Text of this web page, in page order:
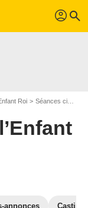
profil search
Roi Séances cinéma Les Caprices de l’Enfant Roi
annonces Casting